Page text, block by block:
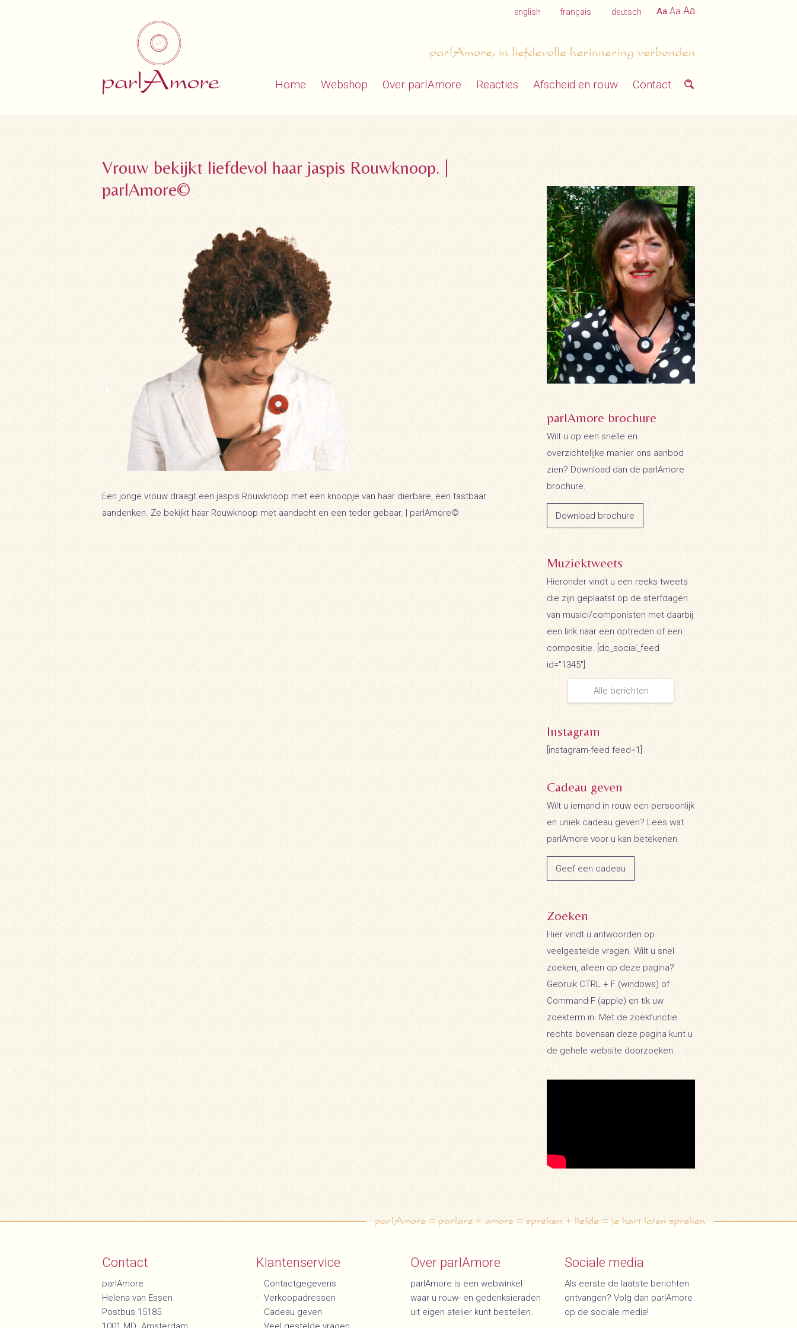
english français deutsch Aa Aa Aa
parlAmore, in liefdevolle herinnering verbonden
Home Webshop Over parlAmore Reacties Afscheid en rouw Contact
Vrouw bekijkt liefdevol haar jaspis Rouwknoop. |
parlAmore©
Een jonge vrouw draagt een jaspis Rouwknoop met een knoopje van haar dierbare, een tastbaar
aandenken. Ze bekijkt haar Rouwknoop met aandacht en een teder gebaar. | parlAmore©
parlAmore brochure
Wilt u op een snelle en
overzichtelijke manier ons aanbod
zien? Download dan de parlAmore
brochure.
Download brochure
Muziektweets
Hieronder vindt u een reeks tweets
die zijn geplaatst op de sterfdagen
van musici/componisten met daarbij
een link naar een optreden of een
compositie. [dc_social_feed
id="1345"]
Alle berichten
Instagram
[instagram-feed feed=1]
Cadeau geven
Wilt u iemand in rouw een persoonlijk
en uniek cadeau geven? Lees wat
parlAmore voor u kan betekenen.
Geef een cadeau
Zoeken
Hier vindt u antwoorden op
veelgestelde vragen. Wilt u snel
zoeken, alleen op deze pagina?
Gebruik CTRL + F (windows) of
Command-F (apple) en tik uw
zoekterm in. Met de zoekfunctie
rechts bovenaan deze pagina kunt u
de gehele website doorzoeken.
parlAmore = parlare + amore = spreken + liefde = je hart laten spreken
Contact
parlAmore
Helena van Essen
Postbus 15185
Klantenservice
Contactgegevens
Verkoopadressen
Cadeau geven
Over parlAmore
parlAmore is een webwinkel
waar u rouw- en gedenksieraden
uit eigen atelier kunt bestellen.
Sociale media
Als eerste de laatste berichten
ontvangen? Volg dan parlAmore
op de sociale media!